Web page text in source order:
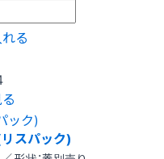
る
スパック)